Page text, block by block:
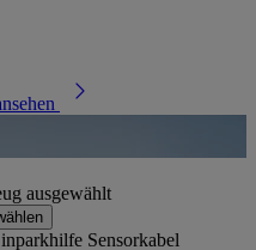
ausgewählt
Sensorkabel